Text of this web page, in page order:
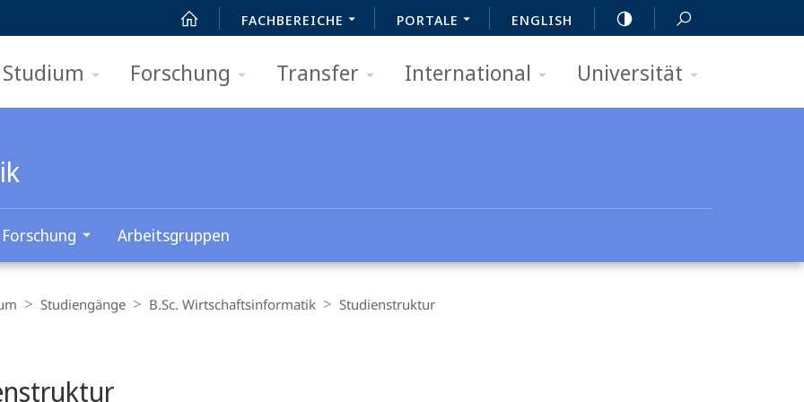
FACHBEREICHE PORTALE ENGLISH
Studium Forschung Transfer International Universität
Forschung Arbeitsgruppen
Studiengänge B.Sc. Wirtschaftsinformatik Studienstruktur